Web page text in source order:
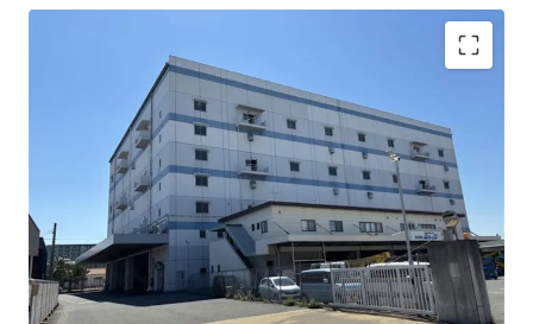
三郷IC至近